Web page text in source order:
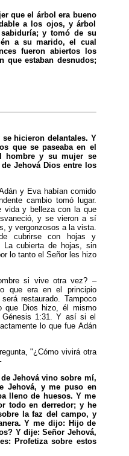
que el árbol era bueno
a los ojos, y árbol
y tomó de su
a su marido, el cual
fueron abiertos los
que estaban desnudos;
hicieron delantales. Y
que se paseaba en el
hombre y su mujer se
Jehová Dios entre los
y Eva habían comido
cambio tomó lugar.
vida y belleza con la que
y se vieron a sí
y vergonzosos a la vista.
de cubrirse con hojas y
La cubierta de hojas, sin
lo tanto el Señor les hizo
si vive otra vez? –
que era en el principio
restaurado. Tampoco
que Dios hizo, él mismo
Génesis 1:31. Y así si el
lo que fue Adán
"¿Cómo vivirá otra
Jehová vino sobre mí,
Jehová, y me puso en
lleno de huesos. Y me
todo en derredor; y he
la faz del campo, y
Y me dijo: Hijo de
Y dije: Señor Jehová,
Profetiza sobre estos